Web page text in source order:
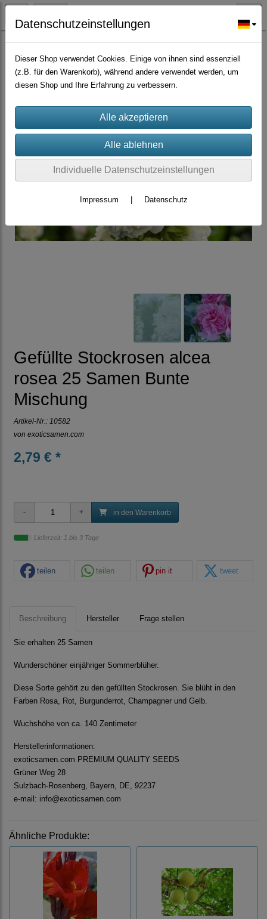
Zierpflanzen
Gefüllte Stockrosen alcea
rosea 25 Samen Bunte
Mischung
Artikel-Nr.: 10582
von exoticsamen.com
2,79 € *
in den Warenkorb
Lieferzeit: 1 bis 3 Tage
teilen teilen pin it tweet
Beschreibung Hersteller Frage stellen
Sie erhalten 25 Samen
Wunderschöner einjähriger Sommerblüher.
Diese Sorte gehört zu den gefüllten Stockrosen. Sie blüht in den
Farben Rosa, Rot, Burgunderrot, Champagner und Gelb.
Wuchshöhe von ca. 140 Zentimeter
Herstellerinformationen:
exoticsamen.com PREMIUM QUALITY SEEDS
Grüner Weg 28
Sulzbach-Rosenberg, Bayern, DE, 92237
e-mail: info@exoticsamen.com
Ähnliche Produkte:
Datenschutzeinstellungen
Dieser Shop verwendet Cookies. Einige von ihnen sind essenziell
(z.B. für den Warenkorb), während andere verwendet werden, um
diesen Shop und Ihre Erfahrung zu verbessern.
Individuelle Datenschutzeinstellungen
Impressum Datenschutz